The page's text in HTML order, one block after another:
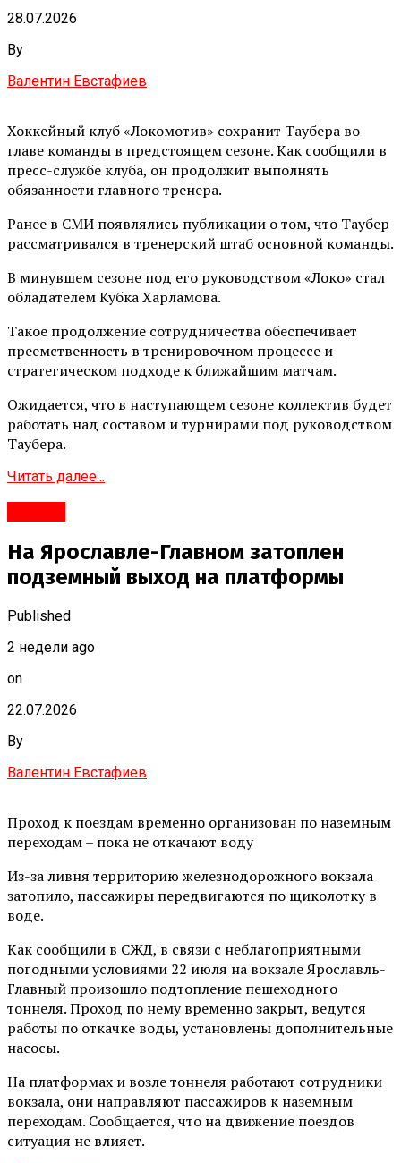
28.07.2026
By
Валентин Евстафиев
Хоккейный клуб «Локомотив» сохранит Таубера во
главе команды в предстоящем сезоне. Как сообщили в
пресс-службе клуба, он продолжит выполнять
обязанности главного тренера.
Ранее в СМИ появлялись публикации о том, что Таубер
рассматривался в тренерский штаб основной команды.
В минувшем сезоне под его руководством «Локо» стал
обладателем Кубка Харламова.
Такое продолжение сотрудничества обеспечивает
преемственность в тренировочном процессе и
стратегическом подходе к ближайшим матчам.
Ожидается, что в наступающем сезоне коллектив будет
работать над составом и турнирами под руководством
Таубера.
Читать далее...
На Ярославле-Главном затоплен
подземный выход на платформы
Published
2 недели ago
on
22.07.2026
By
Валентин Евстафиев
Проход к поездам временно организован по наземным
переходам – пока не откачают воду
Из-за ливня территорию железнодорожного вокзала
затопило, пассажиры передвигаются по щиколотку в
воде.
Как сообщили в СЖД, в связи с неблагоприятными
погодными условиями 22 июля на вокзале Ярославль-
Главный произошло подтопление пешеходного
тоннеля. Проход по нему временно закрыт, ведутся
работы по откачке воды, установлены дополнительные
насосы.
На платформах и возле тоннеля работают сотрудники
вокзала, они направляют пассажиров к наземным
переходам. Сообщается, что на движение поездов
ситуация не влияет.